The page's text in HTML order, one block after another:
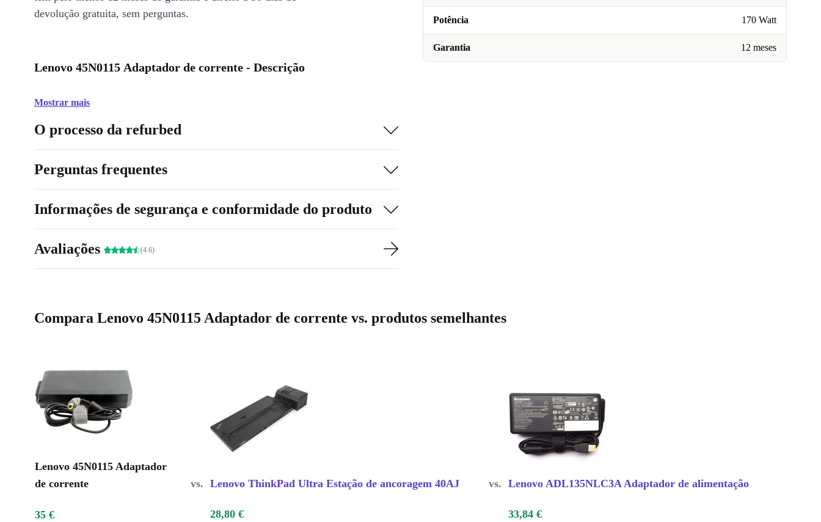
Potência 170 Watt
Garantia 12 meses
devolução gratuita, sem perguntas.
Lenovo 45N0115 Adaptador de corrente - Descrição
Mostrar mais
O processo da refurbed
Perguntas frequentes
Informações de segurança e conformidade do produto
Avaliações (4.6)
Compara Lenovo 45N0115 Adaptador de corrente vs. produtos semelhantes
Lenovo 45N0115 Adaptador
de corrente
vs. Lenovo ThinkPad Ultra Estação de ancoragem 40AJ vs. Lenovo ADL135NLC3A Adaptador de alimentação
35 € 28,80 € 33,84 €